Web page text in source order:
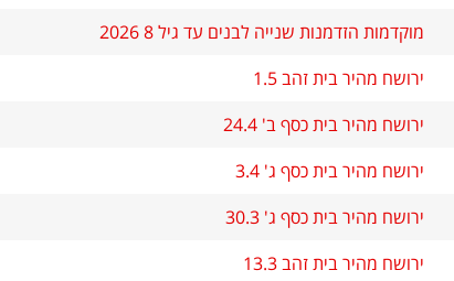
מוקדמות הזדמנות שנייה לבנים עד גיל 8 2026
ירושח מהיר בית זהב 1.5
ירושח מהיר בית כסף ב' 24.4
ירושח מהיר בית כסף ג' 3.4
ירושח מהיר בית כסף ג' 30.3
ירושח מהיר בית זהב 13.3